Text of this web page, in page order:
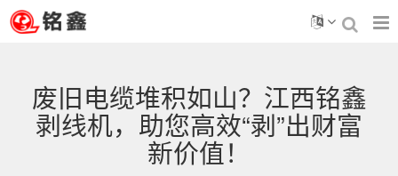
废旧电缆堆积如山？江西铭鑫
剥线机，助您高效“剥”出财富
新价值！